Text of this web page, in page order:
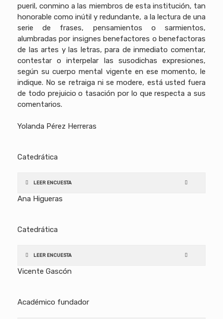
pueril, conmino a las miembros de esta institución, tan
honorable como inútil y redundante, a la lectura de una
serie de frases, pensamientos o sarmientos,
alumbradas por insignes benefactores o benefactoras
de las artes y las letras, para de inmediato comentar,
contestar o interpelar las susodichas expresiones,
según su cuerpo mental vigente en ese momento, le
indique. No se retraiga ni se modere, está usted fuera
de todo prejuicio o tasación por lo que respecta a sus
comentarios.
Yolanda Pérez Herreras
Catedrática
LEER ENCUESTA
Ana Higueras
Catedrática
LEER ENCUESTA
Vicente Gascón
Académico fundador